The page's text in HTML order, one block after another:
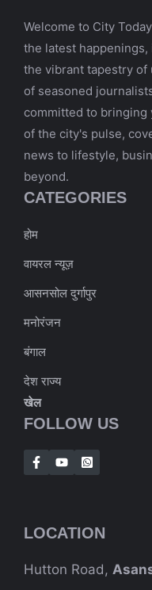
Welcome to City
the latest
the vibrant tapestry of
of seasoned
committed to bringing
of the city's pulse,
news to lifestyle,
beyond.
CATEGORIES
होम
वायरल न्यूज़
आसनसोल दुर्गापुर
मनोरंजन
बंगाल
देश राज्य
खेल
FOLLOW US
LOCATION
Hutton Road,